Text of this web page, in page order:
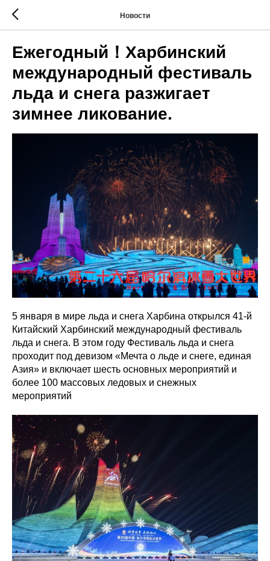
Новости
Ежегодный！Харбинский
международный фестиваль
льда и снега разжигает
зимнее ликование.
5 января в мире льда и снега Харбина открылся 41-й
Китайский Харбинский международный фестиваль
льда и снега. В этом году Фестиваль льда и снега
проходит под девизом «Мечта о льде и снеге, единая
Азия» и включает шесть основных мероприятий и
более 100 массовых ледовых и снежных
мероприятий